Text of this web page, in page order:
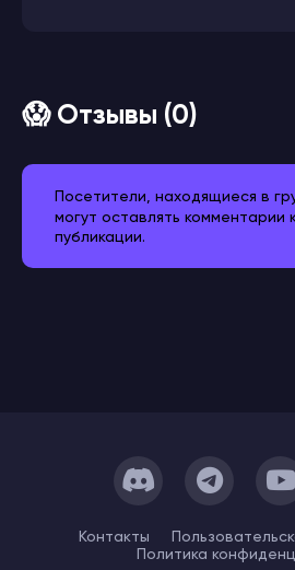
😱 Отзывы (0)
Посетители, находящиеся в
могут оставлять комментарии
публикации.
Контакты
Политика